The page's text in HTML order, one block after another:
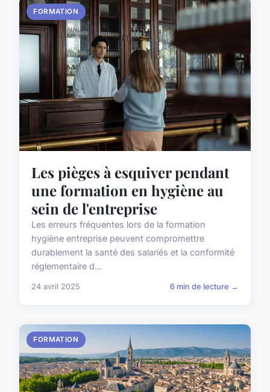
FORMATION
Les pièges à esquiver pendant
une formation en hygiène au
sein de l'entreprise
Les erreurs fréquentes lors de la formation
hygiène entreprise peuvent compromettre
durablement la santé des salariés et la conformité
réglementaire d...
24 avril 2025 6 min de lecture →
FORMATION